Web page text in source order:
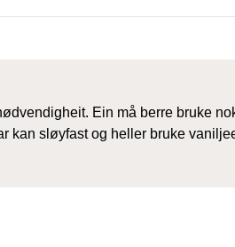
Ein må berre bruke
kan sløyfast og heller bruke